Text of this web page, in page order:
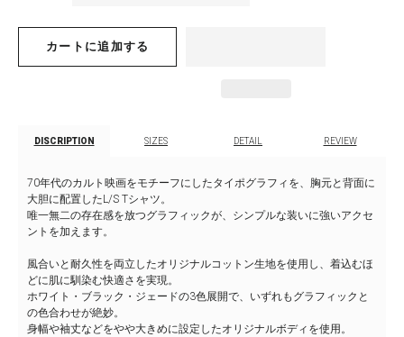
カートに追加する
DISCRIPTION SIZES DETAIL REVIEW
70年代のカルト映画をモチーフにしたタイポグラフィを、胸元と背面に
大胆に配置したL/S Tシャツ。
唯一無二の存在感を放つグラフィックが、シンプルな装いに強いアクセ
ントを加えます。
風合いと耐久性を両立したオリジナルコットン生地を使用し、着込むほ
どに肌に馴染む快適さを実現。
ホワイト・ブラック・ジェードの3色展開で、いずれもグラフィックと
の色合わせが絶妙。
身幅や袖丈などをやや大きめに設定したオリジナルボディを使用。